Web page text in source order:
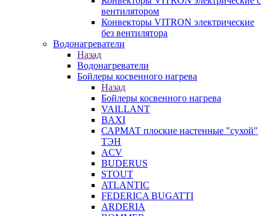
вентилятором
Конвекторы VITRON электрические
без вентилятора
Водонагреватели
Назад
Водонагреватели
Бойлеры косвенного нагрева
Назад
Бойлеры косвенного нагрева
VAILLANT
BAXI
САРМАТ плоские настенные "сухой"
ТЭН
ACV
BUDERUS
STOUT
ATLANTIC
FEDERICA BUGATTI
ARDERIA